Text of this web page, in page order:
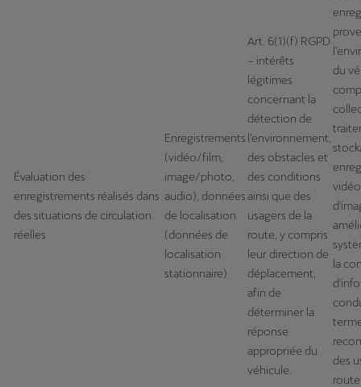
Évaluation des
enregistrements réalisés dans
des situations de circulation
réelles
Enregistrements
(vidéo/film,
image/photo,
audio), données
de localisation
(données de
localisation
stationnaire)
Art. 6(1)(f) RGPD
– intérêts
légitimes
concernant la
détection de
l’environnement,
des obstacles et
des conditions
ainsi que des
usagers de la
route, y compris
leur direction de
déplacement,
afin de
déterminer la
réponse
appropriée du
véhicule.
du
la
des